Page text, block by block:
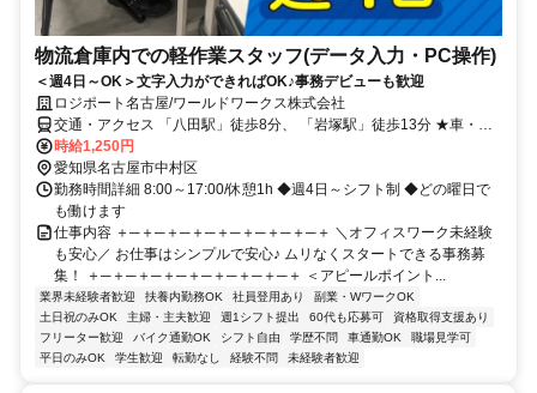
物流倉庫内での軽作業スタッフ(データ入力・PC操作)
＜週4日～OK＞文字入力ができればOK♪事務デビューも歓迎
ロジポート名古屋/ワールドワークス株式会社
交通・アクセス 「八田駅」徒歩8分、 「岩塚駅」徒歩13分 ★車・バ
イク通勤OK
時給1,250円
愛知県名古屋市中村区
勤務時間詳細 8:00～17:00/休憩1h ◆週4日～シフト制 ◆どの曜日で
も働けます
仕事内容 ＋─＋─＋─＋─＋─＋─＋─＋─＋ ＼オフィスワーク未経験
も安心／ お仕事はシンプルで安心♪ ムリなくスタートできる事務募
集！ ＋─＋─＋─＋─＋─＋─＋─＋─＋ ＜アピールポイント...
業界未経験者歓迎 扶養内勤務OK 社員登用あり
副業・WワークOK
土日祝のみOK
主婦・主夫歓迎 週1シフト提出 60代も応募可
資格取得支援あり
フリーター歓迎
バイク通勤OK シフト自由 学歴不問 車通勤OK
職場見学可
平日のみOK
学生歓迎 転勤なし 経験不問 未経験者歓迎